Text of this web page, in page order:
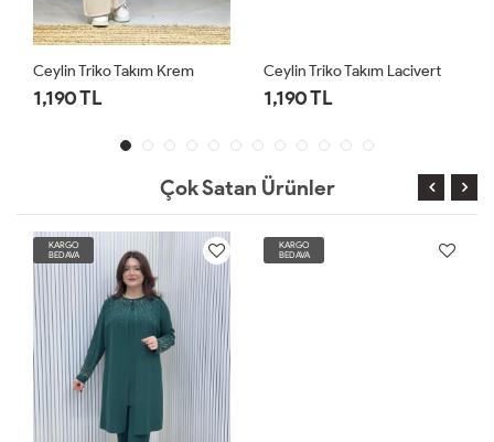
Ceylin Triko Takım Krem
1,190 TL
Ceylin Triko Takım Lacivert
1,190 TL
Çok Satan Ürünler
KARGO
BEDAVA
KARGO
BEDAVA